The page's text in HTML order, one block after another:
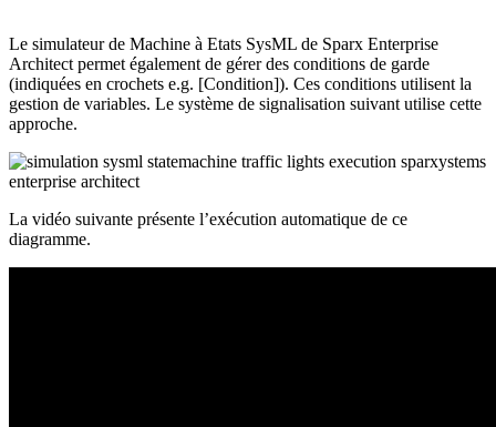
Le simulateur de Machine à Etats SysML de Sparx Enterprise
Architect permet également de gérer des conditions de garde
(indiquées en crochets e.g. [Condition]). Ces conditions utilisent la
gestion de variables. Le système de signalisation suivant utilise cette
approche.
La vidéo suivante présente l’exécution automatique de ce
diagramme.